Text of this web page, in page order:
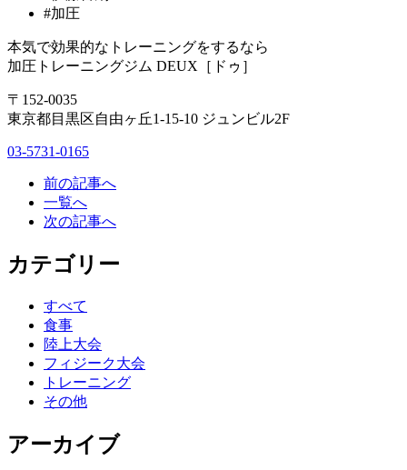
#加圧
本気で効果的なトレーニングをするなら
加圧トレーニングジム DEUX［ドゥ］
〒152-0035
東京都目黒区自由ヶ丘1-15-10 ジュンビル2F
03-5731-0165
前の記事へ
一覧へ
次の記事へ
カテゴリー
すべて
食事
陸上大会
フィジーク大会
トレーニング
その他
アーカイブ